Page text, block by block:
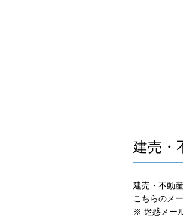
建売・
建売・不動
こちらのメ
※ 迷惑メー